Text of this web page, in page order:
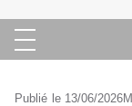
Publié le 13/06/2026